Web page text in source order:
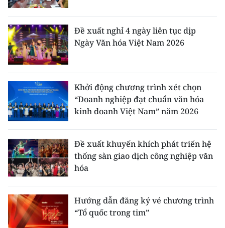
Đề xuất nghỉ 4 ngày liên tục dịp
Ngày Văn hóa Việt Nam 2026
Khởi động chương trình xét chọn
“Doanh nghiệp đạt chuẩn văn hóa
kinh doanh Việt Nam” năm 2026
Đề xuất khuyến khích phát triển hệ
thống sàn giao dịch công nghiệp văn
hóa
Hướng dẫn đăng ký vé chương trình
“Tổ quốc trong tim”